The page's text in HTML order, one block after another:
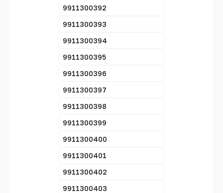
9911300392
9911300393
9911300394
9911300395
9911300396
9911300397
9911300398
9911300399
9911300400
9911300401
9911300402
9911300403